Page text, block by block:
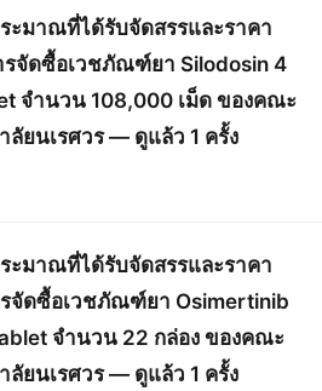
ะมาณที่ได้รับจัดสรรและราคา
รจัดซื้อเวชภัณฑ์ยา Silodosin 4
จำนวน 108,000 เม็ด ของคณะ
ยนเรศวร — ดูแล้ว 1 ครั้ง
ะมาณที่ได้รับจัดสรรและราคา
รจัดซื้อเวชภัณฑ์ยา Osimertinib
จำนวน 22 กล่อง ของคณะ
ยนเรศวร — ดูแล้ว 1 ครั้ง